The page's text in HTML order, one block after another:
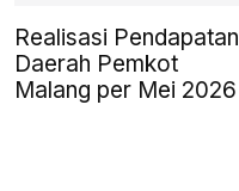
Realisasi Pendapatan
Daerah Pemkot
Malang per Mei 2026